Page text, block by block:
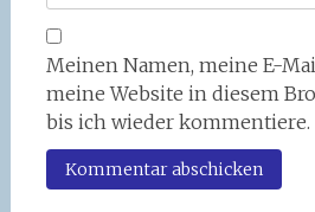
Meinen Namen, meine E-
meine Website in diesem
bis ich wieder kommentiere.